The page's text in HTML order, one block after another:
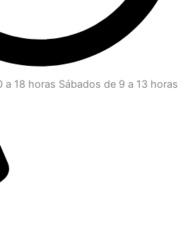
a 18 horas Sábados de 9 a 13 horas